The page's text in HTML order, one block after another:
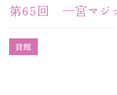
第65回 一宮マジ
貸館